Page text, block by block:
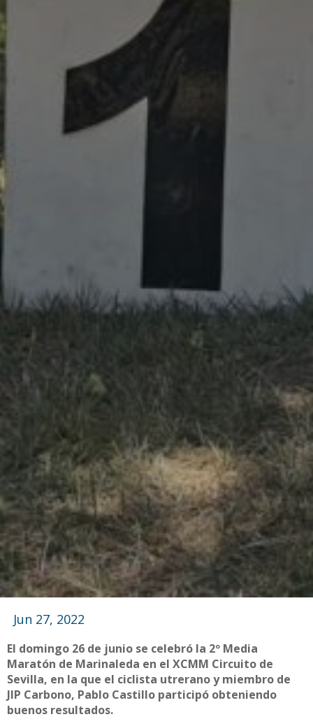
Jun 27, 2022
El domingo 26 de junio se celebró la 2º Media
Maratón de Marinaleda en el XCMM Circuito de
Sevilla, en la que el ciclista utrerano y miembro de
JIP Carbono, Pablo Castillo participó obteniendo
buenos resultados.